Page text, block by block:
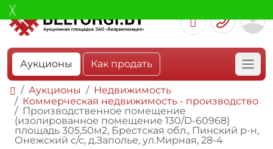
Аукционы Как продать
Аукционы
Недвижимость
Коммерческая недвижимость - производство
Производственное помещение
(изолированное помещение 130/D-60968)
площадь 305,50м2, Брестская обл., Пинский р-н,
Онежский с/с, д.Заполье, ул.Мирная, 28-4